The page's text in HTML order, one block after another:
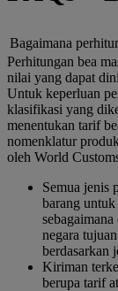
Bagaimana
Perhitungan bea
nilai yang dapat
Untuk keperluan
klasifikasi yang
menentukan tarif
nomenklatur
oleh World
Semua jenis
barang
negara
berdasarkan
Kiriman
berupa tarif